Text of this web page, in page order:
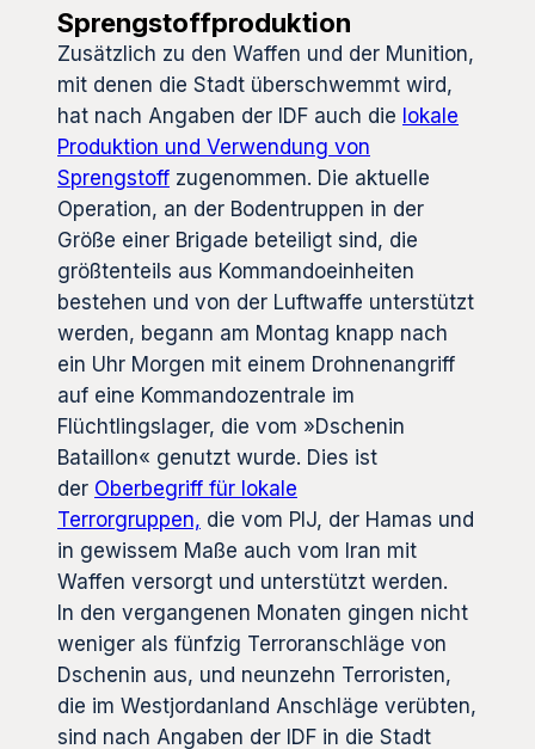
Sprengstoffproduktion
Zusätzlich zu den Waffen und der Munition,
mit denen die Stadt überschwemmt wird,
hat nach Angaben der IDF auch die lokale
Produktion und Verwendung von
Sprengstoff zugenommen. Die aktuelle
Operation, an der Bodentruppen in der
Größe einer Brigade beteiligt sind, die
größtenteils aus Kommandoeinheiten
bestehen und von der Luftwaffe unterstützt
werden, begann am Montag knapp nach
ein Uhr Morgen mit einem Drohnenangriff
auf eine Kommandozentrale im
Flüchtlingslager, die vom »Dschenin
Bataillon« genutzt wurde. Dies ist
der Oberbegriff für lokale
Terrorgruppen, die vom PIJ, der Hamas und
in gewissem Maße auch vom Iran mit
Waffen versorgt und unterstützt werden.
In den vergangenen Monaten gingen nicht
weniger als fünfzig Terroranschläge von
Dschenin aus, und neunzehn Terroristen,
die im Westjordanland Anschläge verübten,
sind nach Angaben der IDF in die Stadt